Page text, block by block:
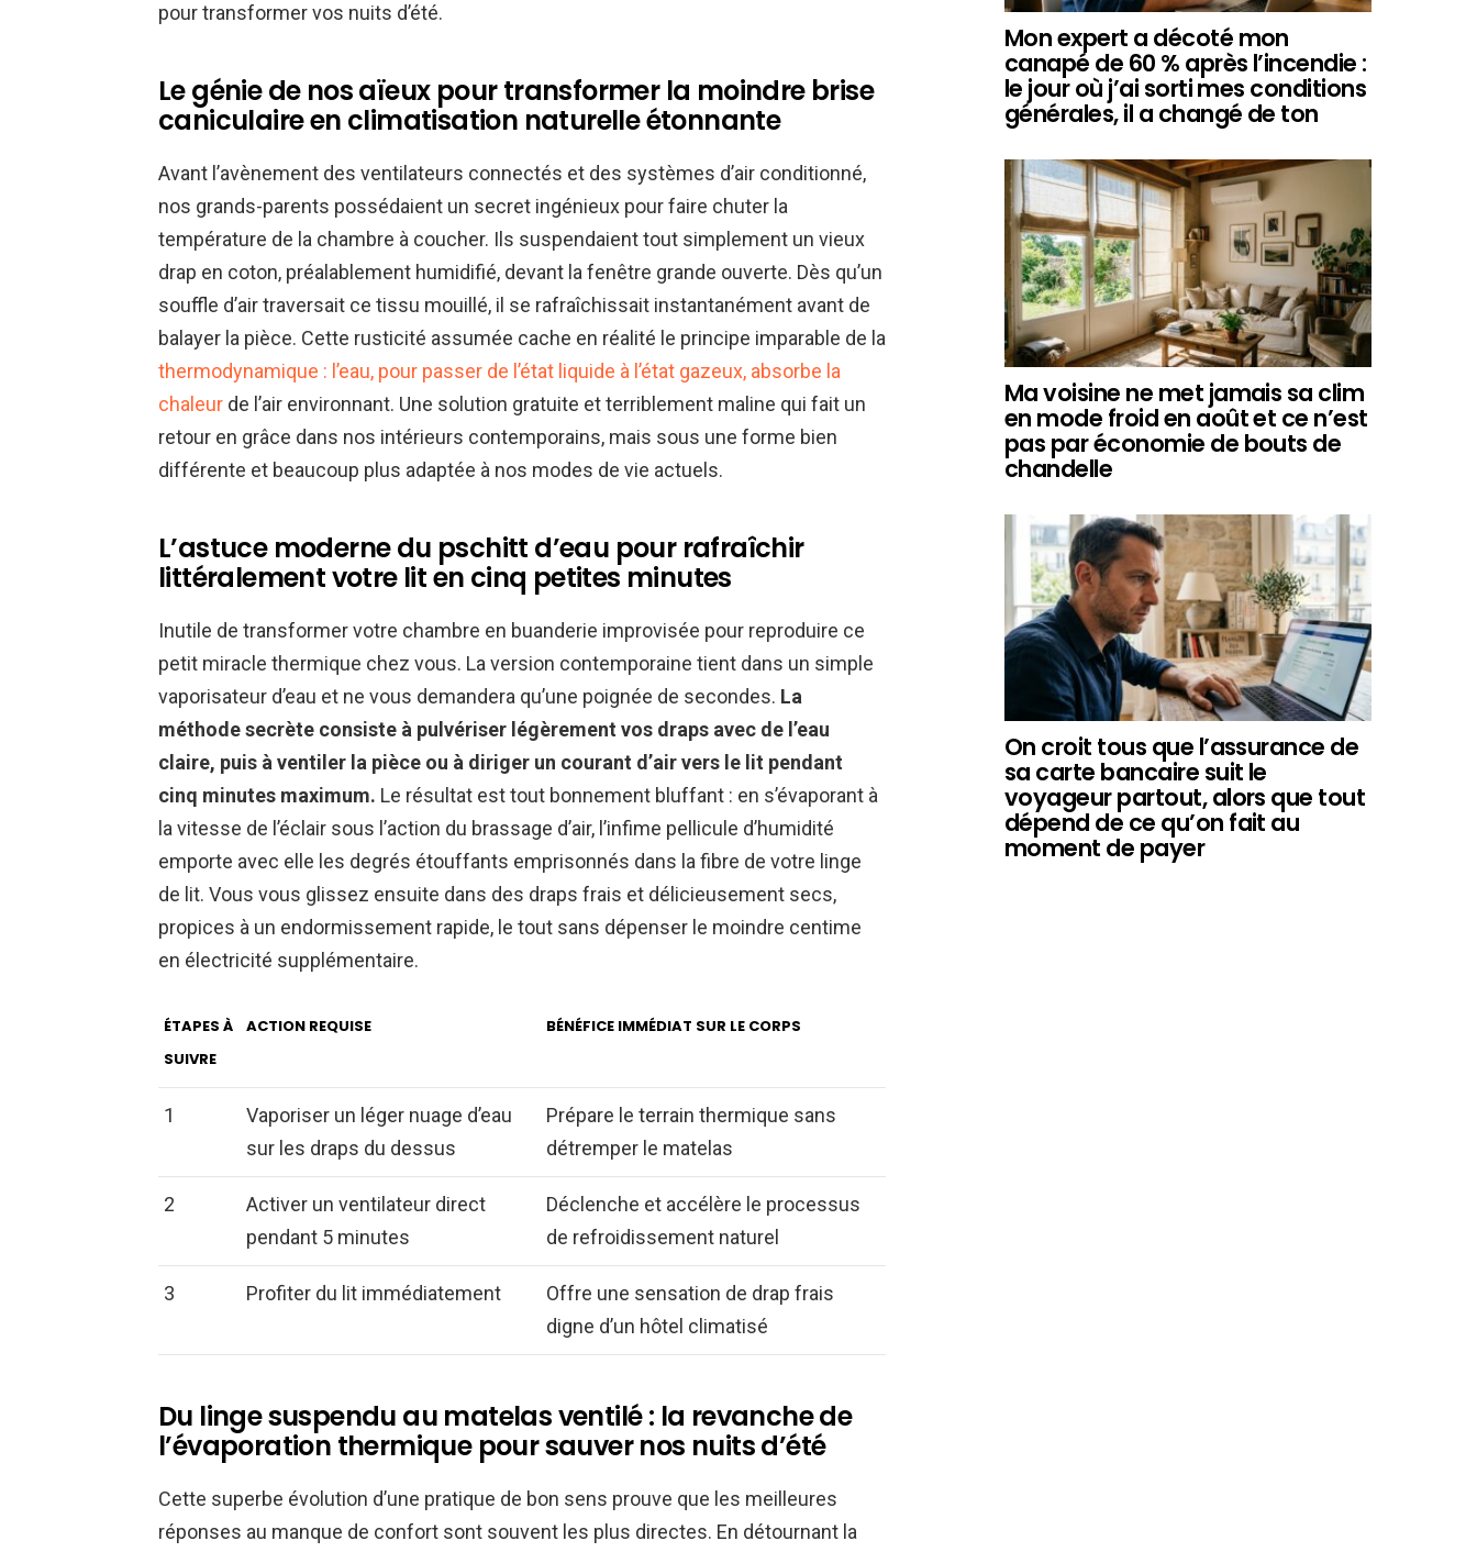
pour transformer vos nuits d’été.
Le génie de nos aïeux pour transformer la moindre brise
caniculaire en climatisation naturelle étonnante
Avant l’avènement des ventilateurs connectés et des systèmes d’air conditionné,
nos grands-parents possédaient un secret ingénieux pour faire chuter la
température de la chambre à coucher. Ils suspendaient tout simplement un vieux
drap en coton, préalablement humidifié, devant la fenêtre grande ouverte. Dès qu’un
souffle d’air traversait ce tissu mouillé, il se rafraîchissait instantanément avant de
balayer la pièce. Cette rusticité assumée cache en réalité le principe imparable de la
thermodynamique : l’eau, pour passer de l’état liquide à l’état gazeux, absorbe la
chaleur de l’air environnant. Une solution gratuite et terriblement maline qui fait un
retour en grâce dans nos intérieurs contemporains, mais sous une forme bien
différente et beaucoup plus adaptée à nos modes de vie actuels.
L’astuce moderne du pschitt d’eau pour rafraîchir
littéralement votre lit en cinq petites minutes
Inutile de transformer votre chambre en buanderie improvisée pour reproduire ce
petit miracle thermique chez vous. La version contemporaine tient dans un simple
vaporisateur d’eau et ne vous demandera qu’une poignée de secondes. La
méthode secrète consiste à pulvériser légèrement vos draps avec de l’eau
claire, puis à ventiler la pièce ou à diriger un courant d’air vers le lit pendant
cinq minutes maximum. Le résultat est tout bonnement bluffant : en s’évaporant à
la vitesse de l’éclair sous l’action du brassage d’air, l’infime pellicule d’humidité
emporte avec elle les degrés étouffants emprisonnés dans la fibre de votre linge
de lit. Vous vous glissez ensuite dans des draps frais et délicieusement secs,
propices à un endormissement rapide, le tout sans dépenser le moindre centime
en électricité supplémentaire.
ÉTAPES À
SUIVRE
ACTION REQUISE BÉNÉFICE IMMÉDIAT SUR LE CORPS
1
Vaporiser un léger nuage d’eau
sur les draps du dessus
Prépare le terrain thermique sans
détremper le matelas
2
Activer un ventilateur direct
pendant 5 minutes
Déclenche et accélère le processus
de refroidissement naturel
3 Profiter du lit immédiatement
Offre une sensation de drap frais
digne d’un hôtel climatisé
Du linge suspendu au matelas ventilé : la revanche de
l’évaporation thermique pour sauver nos nuits d’été
Cette superbe évolution d’une pratique de bon sens prouve que les meilleures
réponses au manque de confort sont souvent les plus directes. En détournant la
Mon expert a décoté mon
canapé de 60 % après l’incendie :
le jour où j’ai sorti mes conditions
générales, il a changé de ton
Ma voisine ne met jamais sa clim
en mode froid en août et ce n’est
pas par économie de bouts de
chandelle
On croit tous que l’assurance de
sa carte bancaire suit le
voyageur partout, alors que tout
dépend de ce qu’on fait au
moment de payer